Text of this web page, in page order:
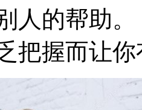
人的帮助
把握而让